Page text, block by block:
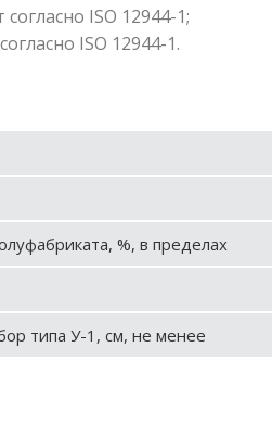
ISO 12944-1;
ISO 12944-1.
%, в пределах
типа У-1, см, не менее